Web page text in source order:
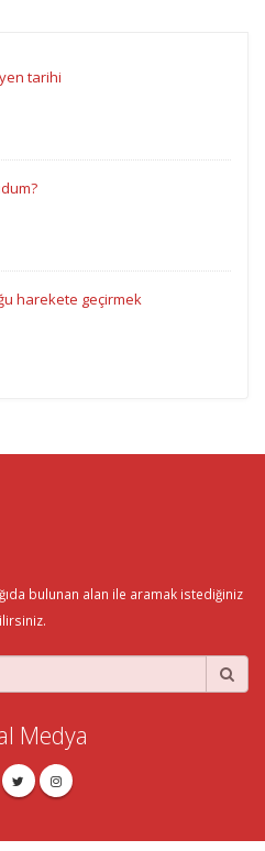
tarihi
harekete geçirmek
bulunan alan ile aramak istediğiniz
Medya